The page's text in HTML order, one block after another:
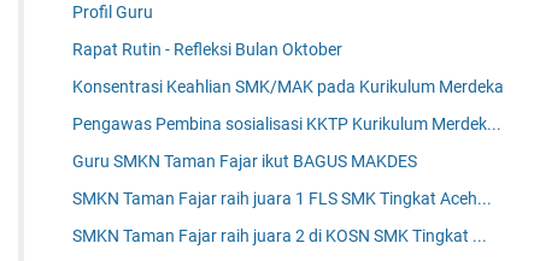
Profil Guru
Rapat Rutin - Refleksi Bulan Oktober
Konsentrasi Keahlian SMK/MAK pada Kurikulum Merdeka
Pengawas Pembina sosialisasi KKTP Kurikulum Merdek...
Guru SMKN Taman Fajar ikut BAGUS MAKDES
SMKN Taman Fajar raih juara 1 FLS SMK Tingkat Aceh...
SMKN Taman Fajar raih juara 2 di KOSN SMK Tingkat ...